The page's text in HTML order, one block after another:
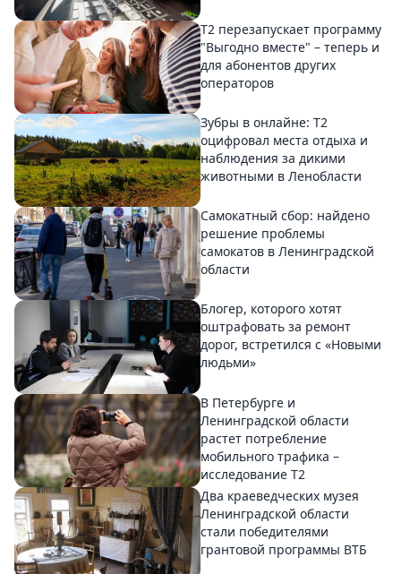
Т2 перезапускает программу
"Выгодно вместе" – теперь и
для абонентов других
операторов
Зубры в онлайне: Т2
оцифровал места отдыха и
наблюдения за дикими
животными в Ленобласти
Самокатный сбор: найдено
решение проблемы
самокатов в Ленинградской
области
Блогер, которого хотят
оштрафовать за ремонт
дорог, встретился с «Новыми
людьми»
В Петербурге и
Ленинградской области
растет потребление
мобильного трафика –
исследование T2
Два краеведческих музея
Ленинградской области
стали победителями
грантовой программы ВТБ